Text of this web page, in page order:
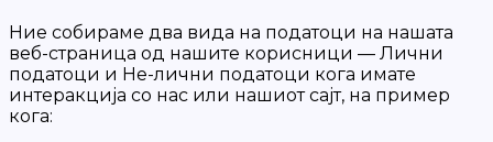
Ние собираме два вида на податоци на нашата
веб-страница од нашите корисници — Лични
податоци и Не-лични податоци кога имате
интеракција со нас или нашиот сајт, на пример
кога: